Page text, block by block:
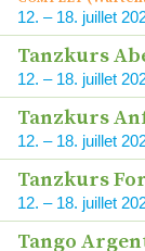
12 – 18
Tanzkurs
12 – 18
Tanzkurs
12 – 18
Tanzkurs
12 – 18
Tango